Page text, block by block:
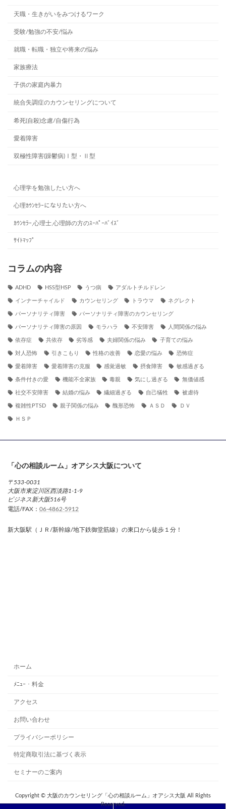
天職・生きがいをみつけるワーク
受験/勉強の不安/悩み
就職・転職・独立や将来の悩み
家族療法
子供の家庭内暴力
統合失調症のカウンセリングについて
希死(自殺)念慮/自傷行為
愛着障害
双極性障害(躁鬱病)Ⅰ型・Ⅱ型
心理学を勉強したい方へ
心理ｶｳﾝｾﾗｰになりたい方へ
ｶｳﾝｾﾗｰ,心理士,心理師の方のｽｰﾊﾟｰﾊﾞｲｽﾞ
ｻｲﾄﾏｯﾌﾟ
コラムの内容
ADHD HSS型HSP うつ病 アダルトチルドレン
インナーチャイルド カウンセリング トラウマ ネグレクト
パーソナリティ障害 パーソナリティ障害のカウンセリング
パーソナリティ障害の原因 モラハラ 不安障害 人間関係の悩み
依存症 共依存 劣等感 夫婦関係の悩み 子育ての悩み
対人恐怖 引きこもり 性格の改善 恋愛の悩み 恐怖症
愛着障害 愛着障害の克服 感覚過敏 摂食障害 敏感過ぎる
条件付きの愛 機能不全家族 毒親 気にし過ぎる 無価値感
社交不安障害 結婚の悩み 繊細過ぎる 自己犠牲 被虐待
複雑性PTSD 親子関係の悩み 醜形恐怖 ＡＳＤ ＤＶ
ＨＳＰ
「心の相談ルーム」オアシス大阪について
〒533-0031
大阪市東淀川区西淡路1-1-9
ビジネス新大阪516号
電話/FAX： 06-4862-5912
新大阪駅（ＪＲ/新幹線/地下鉄御堂筋線）の東口から徒歩１分！
ホーム
ﾒﾆｭｰ・料金
アクセス
お問い合わせ
プライバシーポリシー
特定商取引法に基づく表示
セミナーのご案内
Copyright © 大阪のカウンセリング「心の相談ルーム」オアシス大阪 All Rights
Reserved.